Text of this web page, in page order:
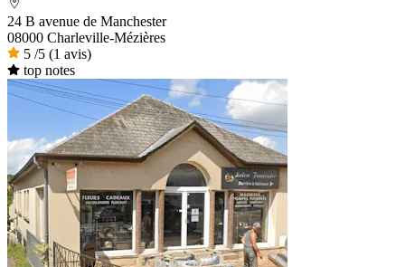
24 B avenue de Manchester
08000 Charleville-Mézières
5 /5 (1 avis)
top notes